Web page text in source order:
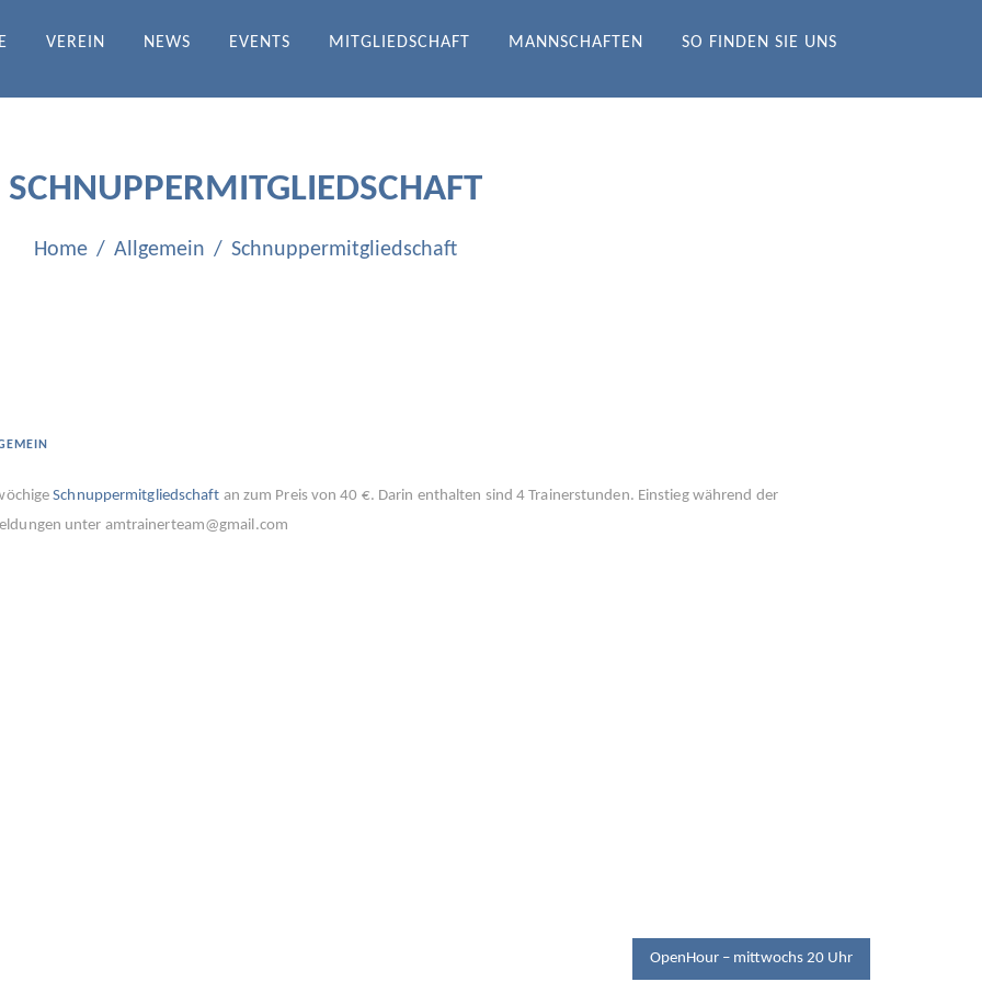
ICHENDORF E.V.
VEREIN NEWS EVENTS MITGLIEDSCHAFT MANNSCHAFTEN SO FINDEN SIE UNS
SCHNUPPERMITGLIEDSCHAFT
Home Allgemein Schnuppermitgliedschaft
Schnuppermitgliedschaft an zum Preis von 40 €. Darin enthalten sind 4 Trainerstunden. Einstieg während der
unter amtrainerteam@gmail.com
OpenHour – mittwochs 20 Uhr